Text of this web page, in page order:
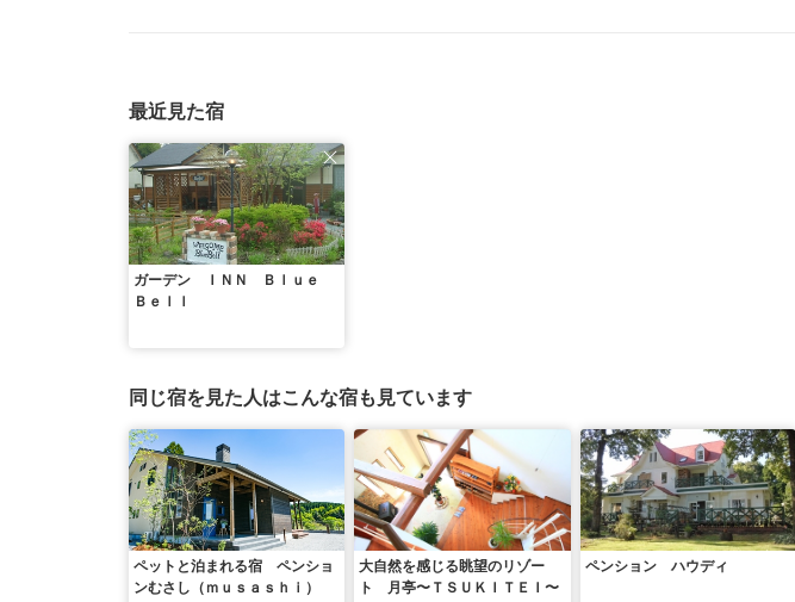
最近見た宿
ガーデン ＩＮＮ Ｂｌｕｅ
Ｂｅｌｌ
同じ宿を見た人はこんな宿も見ています
ペットと泊まれる宿 ペンショ
ンむさし（ｍｕｓａｓｈｉ）
大自然を感じる眺望のリゾー
ト 月亭〜ＴＳＵＫＩＴＥＩ〜
ペンション ハウディ